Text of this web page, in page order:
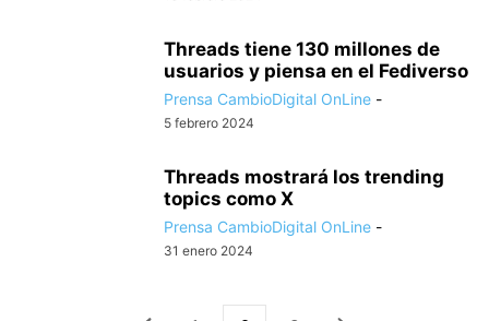
Threads tiene 130 millones de
usuarios y piensa en el Fediverso
Prensa CambioDigital OnLine -
5 febrero 2024
Threads mostrará los trending
topics como X
Prensa CambioDigital OnLine -
31 enero 2024